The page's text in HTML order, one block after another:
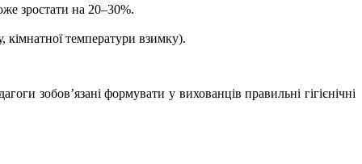
зростати на 20–30%.
кімнатної температури взимку).
зобов’язані формувати у вихованців правильні гігієнічні